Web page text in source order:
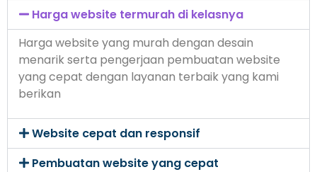
Harga website termurah di kelasnya
Harga website yang murah dengan desain
menarik serta pengerjaan pembuatan website
yang cepat dengan layanan terbaik yang kami
berikan
Website cepat dan responsif
Pembuatan website yang cepat